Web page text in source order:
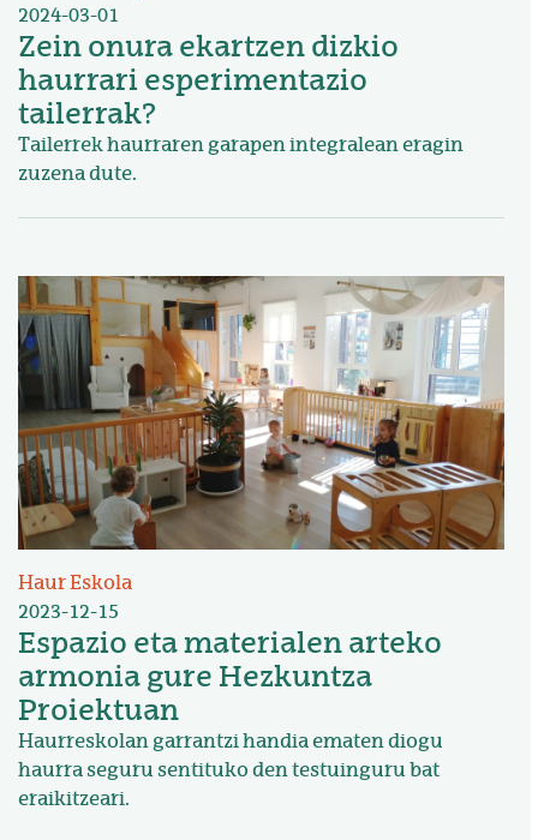
2024-03-01
Zein onura ekartzen dizkio
haurrari esperimentazio
tailerrak?
Tailerrek haurraren garapen integralean eragin
zuzena dute.
Irudia
Haur Eskola
2023-12-15
Espazio eta materialen arteko
armonia gure Hezkuntza
Proiektuan
Haurreskolan garrantzi handia ematen diogu
haurra seguru sentituko den testuinguru bat
eraikitzeari.